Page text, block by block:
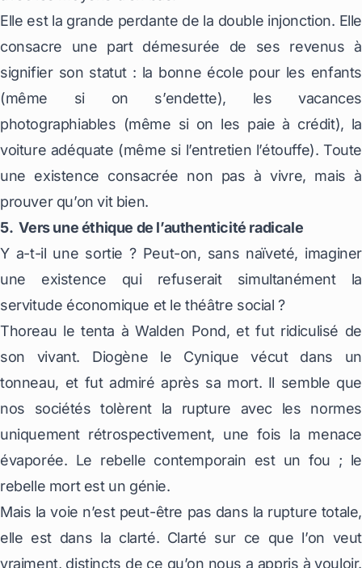
Elle est la grande perdante de la double injonction. Elle
consacre une part démesurée de ses revenus à
signifier son statut : la bonne école pour les enfants
(même si on s’endette), les vacances
photographiables (même si on les paie à crédit), la
voiture adéquate (même si l’entretien l’étouffe). Toute
une existence consacrée non pas à vivre, mais à
prouver qu’on vit bien.
5. Vers une éthique de l’authenticité radicale
Y a-t-il une sortie ? Peut-on, sans naïveté, imaginer
une existence qui refuserait simultanément la
servitude économique et le théâtre social ?
Thoreau le tenta à Walden Pond, et fut ridiculisé de
son vivant. Diogène le Cynique vécut dans un
tonneau, et fut admiré après sa mort. Il semble que
nos sociétés tolèrent la rupture avec les normes
uniquement rétrospectivement, une fois la menace
évaporée. Le rebelle contemporain est un fou ; le
rebelle mort est un génie.
Mais la voie n’est peut-être pas dans la rupture totale,
elle est dans la clarté. Clarté sur ce que l’on veut
vraiment, distincts de ce qu’on nous a appris à vouloir.